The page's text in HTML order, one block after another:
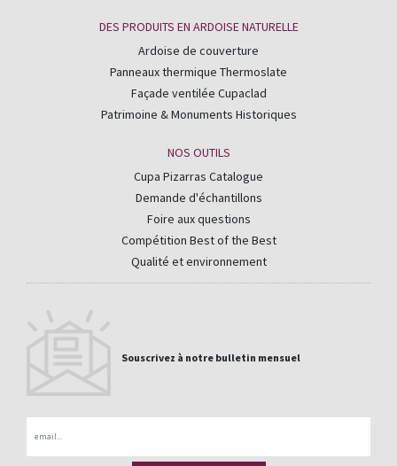
DES PRODUITS EN ARDOISE NATURELLE
Ardoise de couverture
Panneaux thermique Thermoslate
Façade ventilée Cupaclad
Patrimoine & Monuments Historiques
NOS OUTILS
Cupa Pizarras Catalogue
Demande d'échantillons
Foire aux questions
Compétition Best of the Best
Qualité et environnement
Souscrivez à notre bulletin mensuel